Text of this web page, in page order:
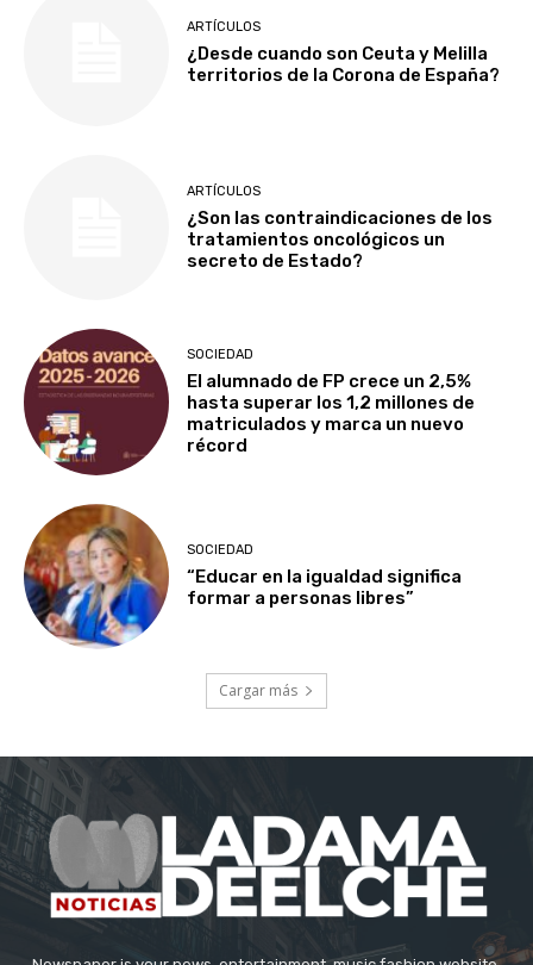
ARTÍCULOS
¿Desde cuando son Ceuta y Melilla
territorios de la Corona de España?
ARTÍCULOS
¿Son las contraindicaciones de los
tratamientos oncológicos un
secreto de Estado?
SOCIEDAD
El alumnado de FP crece un 2,5%
hasta superar los 1,2 millones de
matriculados y marca un nuevo
récord
SOCIEDAD
“Educar en la igualdad significa
formar a personas libres”
Cargar más